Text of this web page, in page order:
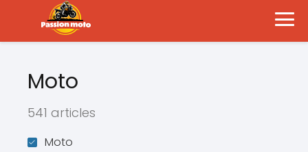
Moto
541 articles
Moto